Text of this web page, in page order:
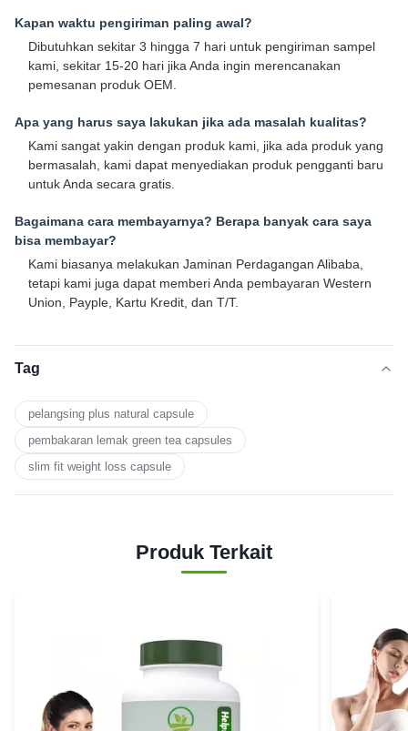
Kapan waktu pengiriman paling awal?
Dibutuhkan sekitar 3 hingga 7 hari untuk pengiriman sampel
kami, sekitar 15-20 hari jika Anda ingin merencanakan
pemesanan produk OEM.
Apa yang harus saya lakukan jika ada masalah kualitas?
Kami sangat yakin dengan produk kami, jika ada produk yang
bermasalah, kami dapat menyediakan produk pengganti baru
untuk Anda secara gratis.
Bagaimana cara membayarnya? Berapa banyak cara saya
bisa membayar?
Kami biasanya melakukan Jaminan Perdagangan Alibaba,
tetapi kami juga dapat memberi Anda pembayaran Western
Union, Payple, Kartu Kredit, dan T/T.
Tag
pelangsing plus natural capsule
pembakaran lemak green tea capsules
slim fit weight loss capsule
Produk Terkait